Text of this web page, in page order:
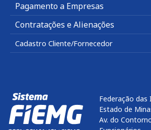
Pagamento a Empresas
Contratações e Alienações
Cadastro Cliente/Fornecedor
Federação das
Estado de
Av. do